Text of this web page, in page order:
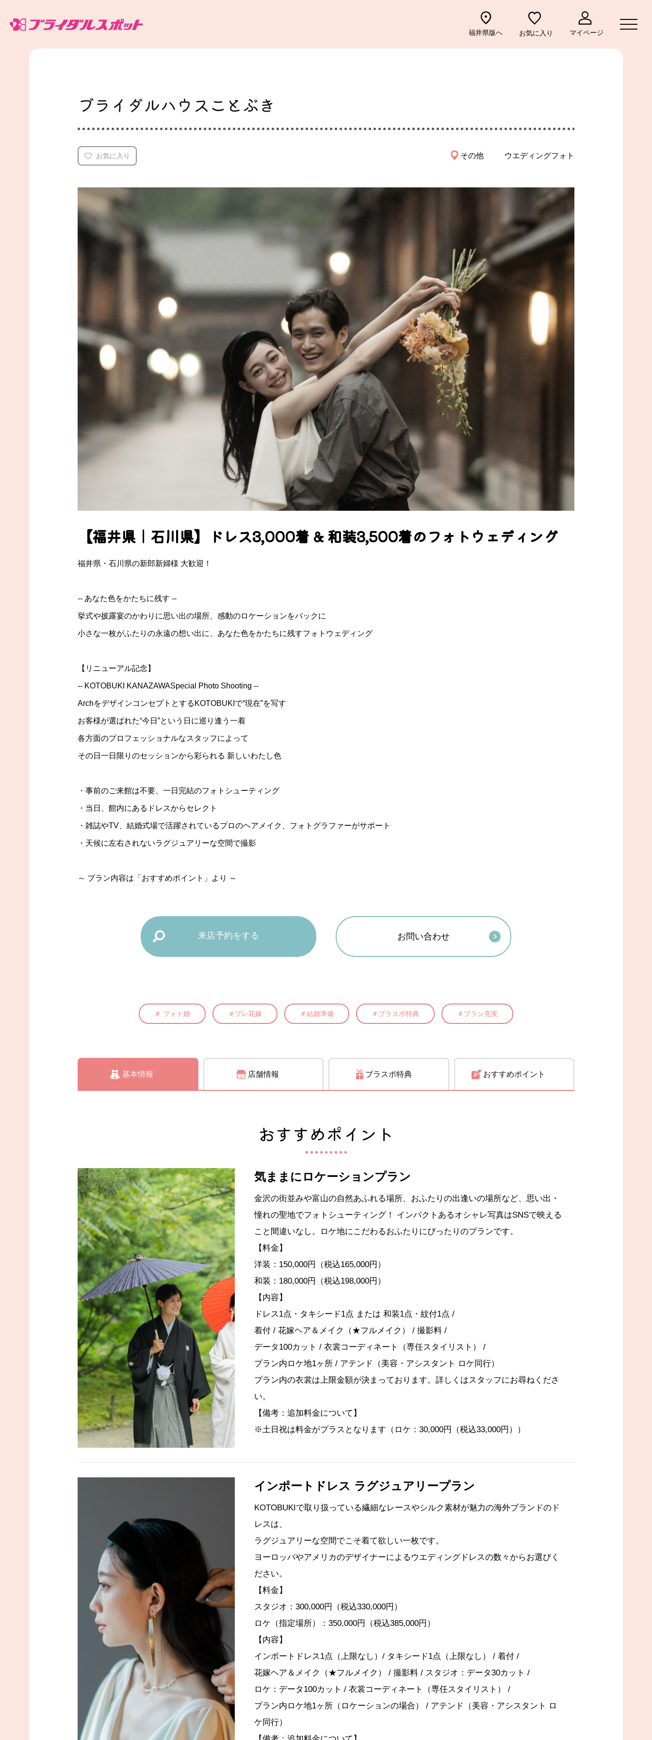
福井県版へ お気に入り マイページ
ブラスポでできること
ご利用の流れ
ブラスポマガジン 会社概要 プライバシーポリシー
来店予約ページへ 式場見学予約はこちら LINEで気軽に相談
ブライダルハウスことぶき
お気に入り その他 ウエディングフォト
【福井県｜石川県】ドレス3,000着 & 和装3,500着のフォトウェディング
福井県・石川県の新郎新婦様 大歓迎！
-- あなた色をかたちに残す --
挙式や披露宴のかわりに思い出の場所、感動のロケーションをバックに
小さな一枚がふたりの永遠の想い出に、あなた色をかたちに残すフォトウェディング
【リニューアル記念】
-- KOTOBUKI KANAZAWASpecial Photo Shooting --
ArchをデザインコンセプトとするKOTOBUKIで“現在”を写す
お客様が選ばれた“今日”という日に巡り逢う一着
各方面のプロフェッショナルなスタッフによって
その日一日限りのセッションから彩られる 新しいわたし色
・事前のご来館は不要、一日完結のフォトシューティング
・当日、館内にあるドレスからセレクト
・雑誌やTV、結婚式場で活躍されているプロのヘアメイク、フォトグラファーがサポート
・天候に左右されないラグジュアリーな空間で撮影
～ プラン内容は「おすすめポイント」より ～
来店予約をする お問い合わせ
＃ フォト婚 ＃プレ花嫁 ＃結婚準備 ＃ブラスポ特典 ＃プラン充実
基本情報 店舗情報 ブラスポ特典 おすすめポイント
おすすめポイント
気ままにロケーションプラン
金沢の街並みや富山の自然あふれる場所、おふたりの出逢いの場所など、思い出・
憧れの聖地でフォトシューティング！ インパクトあるオシャレ写真はSNSで映える
こと間違いなし。ロケ地にこだわるおふたりにぴったりのプランです。
【料金】
洋装：150,000円（税込165,000円）
和装：180,000円（税込198,000円）
【内容】
ドレス1点・タキシード1点 または 和装1点・紋付1点 /
着付 / 花嫁ヘア＆メイク（★フルメイク） / 撮影料 /
データ100カット / 衣裳コーディネート（専任スタイリスト） /
プラン内ロケ地1ヶ所 / アテンド（美容・アシスタント ロケ同行）
プラン内の衣裳は上限金額が決まっております。詳しくはスタッフにお尋ねくださ
い。
【備考：追加料金について】
※土日祝は料金がプラスとなります（ロケ：30,000円（税込33,000円））
インポートドレス ラグジュアリープラン
KOTOBUKIで取り扱っている繊細なレースやシルク素材が魅力の海外ブランドのド
レスは、
ラグジュアリーな空間でこそ着て欲しい一枚です。
ヨーロッパやアメリカのデザイナーによるウエディングドレスの数々からお選びく
ださい。
【料金】
スタジオ：300,000円（税込330,000円）
ロケ（指定場所）：350,000円（税込385,000円）
【内容】
インポートドレス1点（上限なし）/ タキシード1点（上限なし） / 着付 /
花嫁ヘア＆メイク（★フルメイク） / 撮影料 / スタジオ：データ30カット /
ロケ：データ100カット / 衣裳コーディネート（専任スタイリスト） /
プラン内ロケ地1ヶ所（ロケーションの場合） / アテンド（美容・アシスタント ロ
ケ同行）